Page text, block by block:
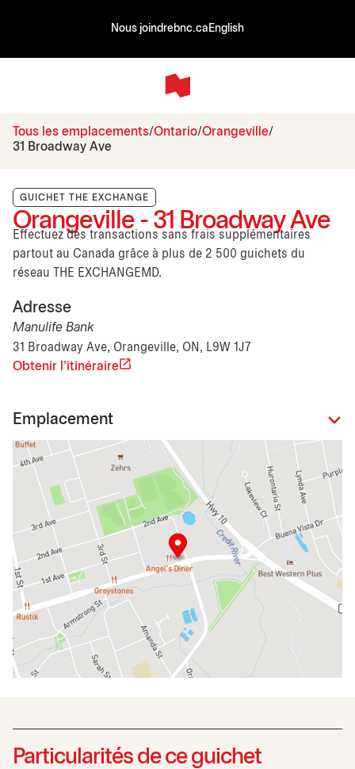
Nous joindrebnc.ca English
Tous les emplacements Ontario Orangeville
31 Broadway Ave
GUICHET THE EXCHANGE
Orangeville - 31 Broadway Ave
Effectuez des transactions sans frais supplémentaires
partout au Canada grâce à plus de 2 500 guichets du
réseau THE EXCHANGEMD.
Adresse
Manulife Bank
31 Broadway Ave, Orangeville, ON, L9W 1J7
Obtenir l'itinéraire
Emplacement
Particularités de ce guichet